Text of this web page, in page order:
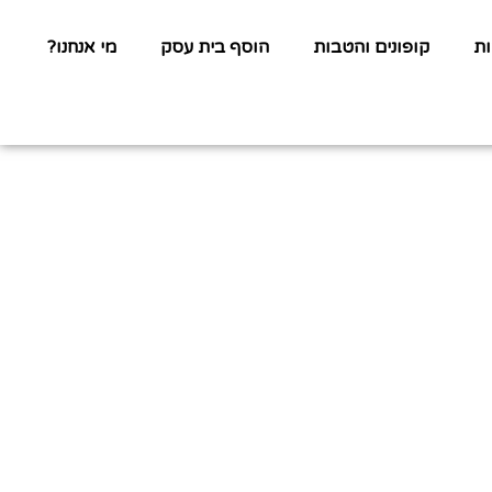
קופונים והטבות הוסף בית עסק מי אנחנו?